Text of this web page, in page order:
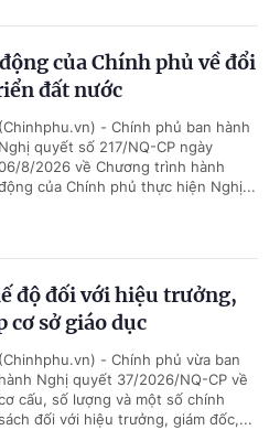
của Chính phủ về đổi
đất nước
(Chinhphu.vn) - Chính phủ ban hành
Nghị quyết số 217/NQ-CP ngày
8/2026 về Chương trình hành
của Chính phủ thực hiện Nghị...
độ đối với hiệu trưởng,
cơ sở giáo dục
(Chinhphu.vn) - Chính phủ vừa ban
hành Nghị quyết 37/2026/NQ-CP về
cấu, số lượng và một số chính
sách đối với hiệu trưởng, giám đốc,...